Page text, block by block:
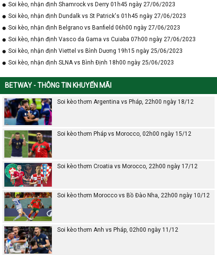
Soi kèo, nhận định Shamrock vs Derry 01h45 ngày 27/06/2023
Soi kèo, nhận định Dundalk vs St Patrick's 01h45 ngày 27/06/2023
Soi kèo, nhận định Belgrano vs Banfield 06h00 ngày 27/06/2023
Soi kèo, nhận định Vasco da Gama vs Cuiaba 07h00 ngày 27/06/2023
Soi kèo, nhận định Viettel vs Bình Dương 19h15 ngày 25/06/2023
Soi kèo, nhận định SLNA vs Bình Định 18h00 ngày 25/06/2023
BETWAY - THÔNG TIN KHUYẾN MÃI
Soi kèo thơm Argentina vs Pháp, 22h00 ngày 18/12
Soi kèo thơm Pháp vs Morocco, 02h00 ngày 15/12
Soi kèo thơm Croatia vs Morocco, 22h00 ngày 17/12
Soi kèo thơm Morocco vs Bồ Đào Nha, 22h00 ngày 10/12
Soi kèo thơm Anh vs Pháp, 02h00 ngày 11/12